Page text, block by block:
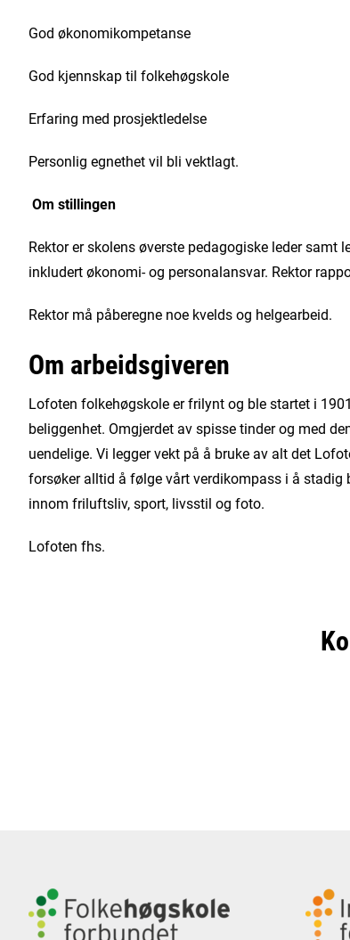
God økonomikompetanse
God kjennskap til folkehøgskole
Erfaring med prosjektledelse
Personlig egnethet vil bli vektlagt.
Om stillingen
Rektor er skolens øverste pedagogiske leder
inkludert økonomi- og personalansvar. Rektor
Rektor må påberegne noe kvelds og helgearbeid.
Om arbeidsgiveren
Lofoten folkehøgskole er frilynt og ble startet i
beliggenhet. Omgjerdet av spisse tinder og med
uendelige. Vi legger vekt på å bruke av alt det
forsøker alltid å følge vårt verdikompass i å stadig
innom friluftsliv, sport, livsstil og foto.
Lofoten fhs.